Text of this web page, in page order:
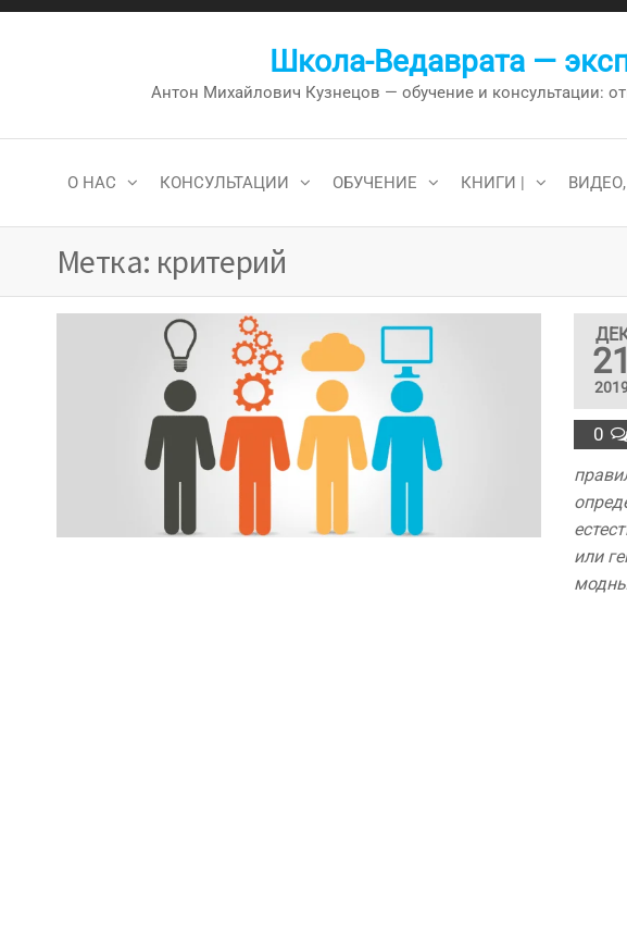
Перейти
Школа-Ведаврата —
Антон Михайлович Кузнецов — обучение и консультации:
О НАС КОНСУЛЬТАЦИИ ОБУЧЕНИЕ КНИГИ |
Метка: критерий
21
0
или